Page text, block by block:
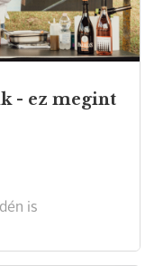
- ez megint
is